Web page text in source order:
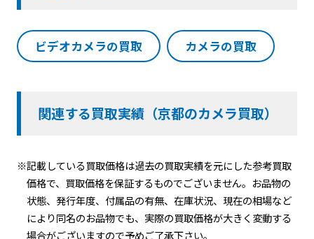
ビデオカメラの買取 カメラの買取
関連する買取実績（京都のカメラ買取）
※記載している買取価格は過去の買取実績を元にした参考買取
価格で、買取価格を保証するものでございません。お品物の
状態、発行年度、付属品の有無、在庫状況、現在の相場など
により同名のお品物でも、実際の買取価格が大きく変動する
場合がございますので予めご了承下さい。